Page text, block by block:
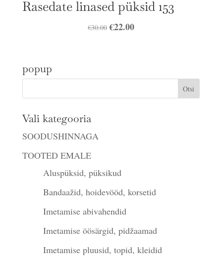
Rasedate linased püksid 153
€30.00 Algne
€22.00Praegune
popup
Vali kategooria
SOODUSHINNAGA
TOOTED EMALE
Aluspüksid, püksikud
Bandaažid, hoidevööd, korsetid
Imetamise abivahendid
Imetamise öösärgid, pidžaamad
Imetamise pluusid, topid, kleidid